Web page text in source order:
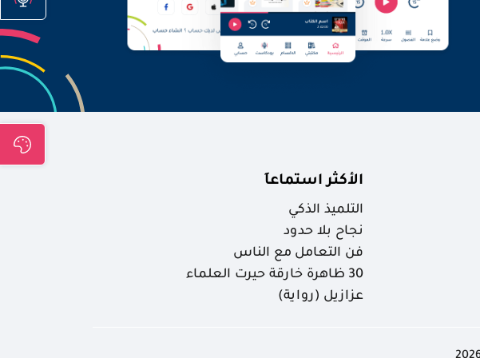
الأكثر استماعاَ
التلميذ الذكي
نجاح بلا حدود
فن التعامل مع الناس
30 ظاهرة خارقة حيرت العلماء
عزازيل (رواية)